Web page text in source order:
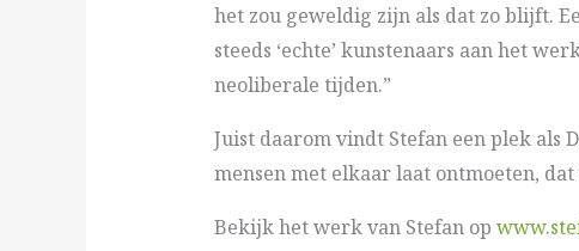
het zou geweldig zijn als dat zo blijft.
steeds ‘echte’ kunstenaars aan het
neoliberale tijden.”
Juist daarom vindt Stefan een plek als
mensen met elkaar laat ontmoeten,
Bekijk het werk van Stefan op